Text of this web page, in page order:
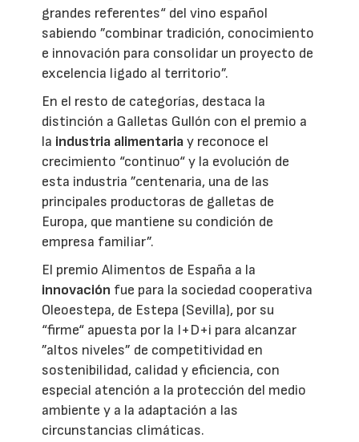
grandes referentes“ del vino español
sabiendo ”combinar tradición, conocimiento
e innovación para consolidar un proyecto de
excelencia ligado al territorio”.
En el resto de categorías, destaca la
distinción a Galletas Gullón con el premio a
la industria alimentariay reconoce el
crecimiento “continuo“ y la evolución de
esta industria ”centenaria, una de las
principales productoras de galletas de
Europa, que mantiene su condición de
empresa familiar”.
El premio Alimentos de España a la
innovación fue para la sociedad cooperativa
Oleoestepa, de Estepa (Sevilla), por su
“firme“ apuesta por la I+D+i para alcanzar
”altos niveles” de competitividad en
sostenibilidad, calidad y eficiencia, con
especial atención a la protección del medio
ambiente y a la adaptación a las
circunstancias climáticas.